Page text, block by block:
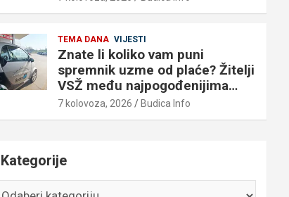
TEMA DANA VIJESTI
Znate li koliko vam puni
spremnik uzme od plaće? Žitelji
VSŽ među najpogođenijima…
7 kolovoza, 2026 Budica Info
Kategorije